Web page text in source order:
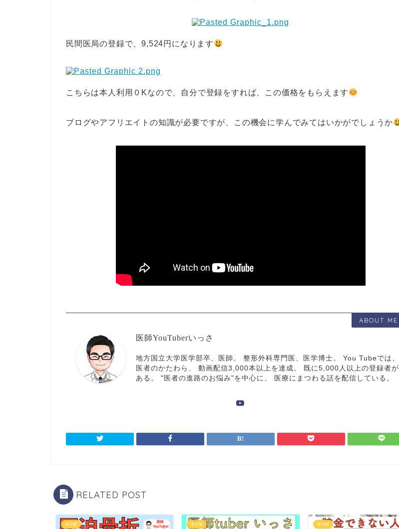
民間医局の登録で、9,524円になります
こちらは本人利用０Kなので、自分で登録をすれば、この価格をもらえます
ブログやアフリエイトの知識が必要ですが、この機会に学んでみてはいかがでしょうか
ABOUT ME
医師YouTuberいっさ
地方国立大学医学部卒、医師。 整形外科専門医、医学博士。 You Tubeでは、
医者のかたわら、 動画配信3,000本以上を達成。 既に5,000人以上の登録者が
ある。 "医者の進路のお悩み"を中心に、 医療にまつわる話を配信している。
RELATED POST
未分類 未分類 未分類